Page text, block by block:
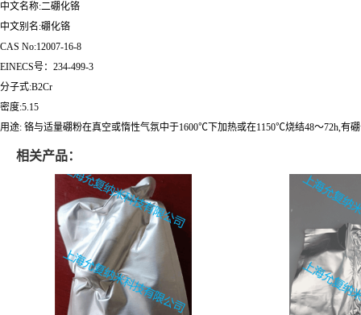
中文名称:二硼化铬
中文别名:硼化铬
CAS No:12007-16-8
EINECS号：234-499-3
分子式:B2Cr
密度:5.15
用途: 铬与适量硼粉在真空或惰性气氛中于1600℃下加热或在1150℃烧结48～72h,有
相关产品：